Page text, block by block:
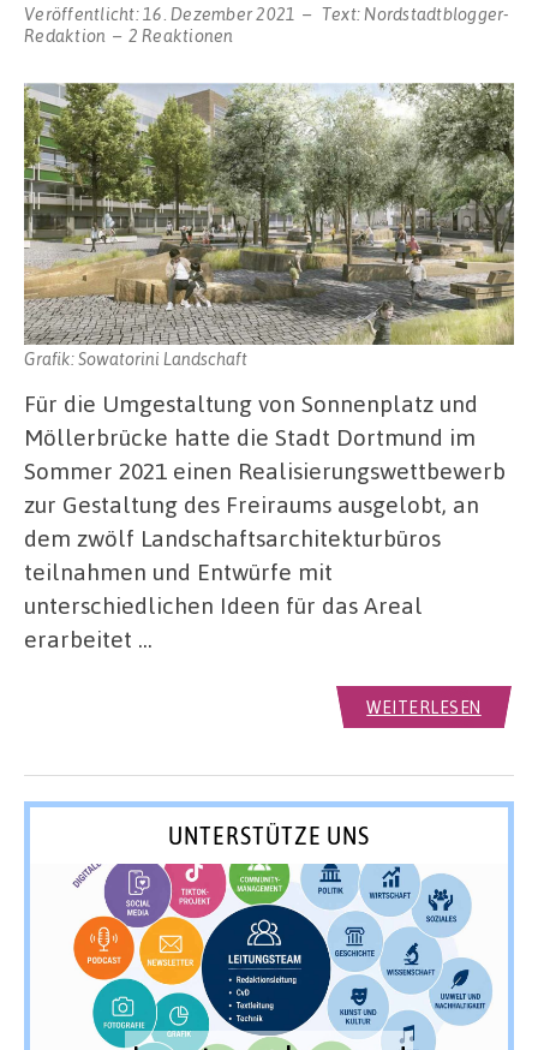
Veröffentlicht: 16. Dezember 2021 Text: Nordstadtblogger-
Redaktion
2 Reaktionen
Grafik: Sowatorini Landschaft
Für die Umgestaltung von Sonnenplatz und
Möllerbrücke hatte die Stadt Dortmund im
Sommer 2021 einen Realisierungswettbewerb
zur Gestaltung des Freiraums ausgelobt, an
dem zwölf Landschaftsarchitekturbüros
teilnahmen und Entwürfe mit
unterschiedlichen Ideen für das Areal
erarbeitet …
WEITERLESEN
UNTERSTÜTZE UNS